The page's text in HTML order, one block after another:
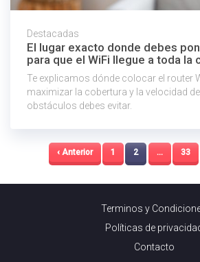
Destacadas
El lugar exacto donde debes
para que el WiFi llegue a toda la
Te explicamos dónde colocar el router
maximizar la cobertura y la velocidad
obstáculos debes evitar.
‹ Anterior 1 2 … 33
Terminos y
Políticas de
Contacto